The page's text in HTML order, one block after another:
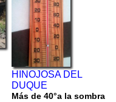
HINOJOSA DEL
DUQUE
Más de 40°a la sombra